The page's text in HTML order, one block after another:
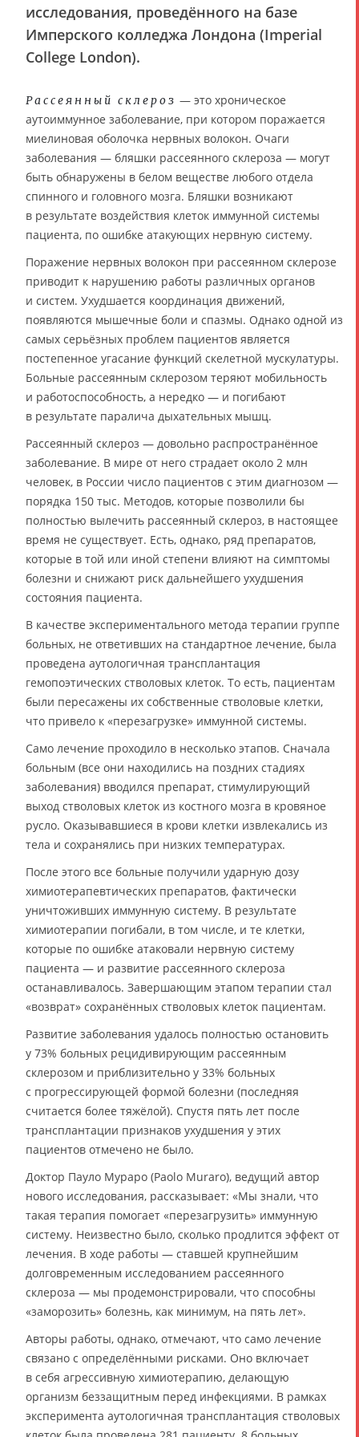
исследования, проведённого на базе
Имперского колледжа Лондона (Imperial
College London).
Рассеянный склероз — это хроническое
аутоиммунное заболевание, при котором поражается
миелиновая оболочка нервных волокон. Очаги
заболевания — бляшки рассеянного склероза — могут
быть обнаружены в белом веществе любого отдела
спинного и головного мозга. Бляшки возникают
в результате воздействия клеток иммунной системы
пациента, по ошибке атакующих нервную систему.
Поражение нервных волокон при рассеянном склерозе
приводит к нарушению работы различных органов
и систем. Ухудшается координация движений,
появляются мышечные боли и спазмы. Однако одной из
самых серьёзных проблем пациентов является
постепенное угасание функций скелетной мускулатуры.
Больные рассеянным склерозом теряют мобильность
и работоспособность, а нередко — и погибают
в результате паралича дыхательных мышц.
Рассеянный склероз — довольно распространённое
заболевание. В мире от него страдает около 2 млн
человек, в России число пациентов с этим диагнозом —
порядка 150 тыс. Методов, которые позволили бы
полностью вылечить рассеянный склероз, в настоящее
время не существует. Есть, однако, ряд препаратов,
которые в той или иной степени влияют на симптомы
болезни и снижают риск дальнейшего ухудшения
состояния пациента.
В качестве экспериментального метода терапии группе
больных, не ответивших на стандартное лечение, была
проведена аутологичная трансплантация
гемопоэтических стволовых клеток. То есть, пациентам
были пересажены их собственные стволовые клетки,
что привело к «перезагрузке» иммунной системы.
Само лечение проходило в несколько этапов. Сначала
больным (все они находились на поздних стадиях
заболевания) вводился препарат, стимулирующий
выход стволовых клеток из костного мозга в кровяное
русло. Оказывавшиеся в крови клетки извлекались из
тела и сохранялись при низких температурах.
После этого все больные получили ударную дозу
химиотерапевтических препаратов, фактически
уничтоживших иммунную систему. В результате
химиотерапии погибали, в том числе, и те клетки,
которые по ошибке атаковали нервную систему
пациента — и развитие рассеянного склероза
останавливалось. Завершающим этапом терапии стал
«возврат» сохранённых стволовых клеток пациентам.
Развитие заболевания удалось полностью остановить
у 73% больных рецидивирующим рассеянным
склерозом и приблизительно у 33% больных
с прогрессирующей формой болезни (последняя
считается более тяжёлой). Спустя пять лет после
трансплантации признаков ухудшения у этих
пациентов отмечено не было.
Доктор Пауло Мураро (Paolo Muraro), ведущий автор
нового исследования, рассказывает: «Мы знали, что
такая терапия помогает «перезагрузить» иммунную
систему. Неизвестно было, сколько продлится эффект от
лечения. В ходе работы — ставшей крупнейшим
долговременным исследованием рассеянного
склероза — мы продемонстрировали, что способны
«заморозить» болезнь, как минимум, на пять лет».
Авторы работы, однако, отмечают, что само лечение
связано с определёнными рисками. Оно включает
в себя агрессивную химиотерапию, делающую
организм беззащитным перед инфекциями. В рамках
эксперимента аутологичная трансплантация стволовых